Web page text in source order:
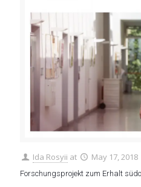
Ida Rosyii at May 17, 2018
Forschungsprojekt zum Erhalt